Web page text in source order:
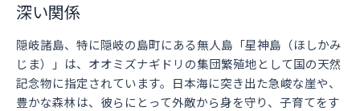
深い関係
隠岐諸島、特に隠岐の島町にある無人島「星神島（ほしかみ
じま）」は、オオミズナギドリの集団繁殖地として国の天然
記念物に指定されています。日本海に突き出た急峻な崖や、
豊かな森林は、彼らにとって外敵から身を守り、子育てをす